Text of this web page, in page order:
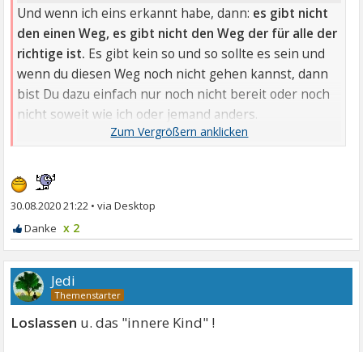
Und wenn ich eins erkannt habe, dann: es gibt nicht
den einen Weg, es gibt nicht den Weg der für alle der
richtige ist. Es gibt kein so und so sollte es sein und
wenn du diesen Weg noch nicht gehen kannst, dann
bist Du dazu einfach nur noch nicht bereit oder noch
nicht soweit wie ich oder jemand anders.
30.08.2020 21:22 •
x 2
Jedi
Loslassen u. das "innere Kind" !